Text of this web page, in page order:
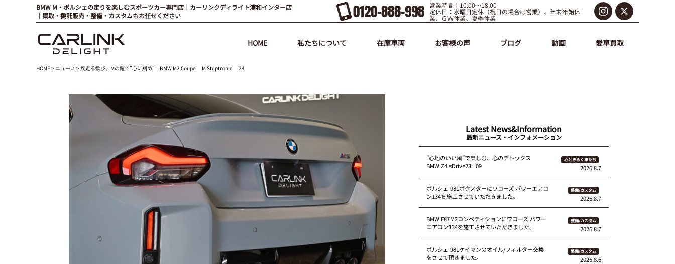
BMW M・ポルシェの走りを楽しむスポーツカー専門店｜カーリンクディライト浦和インター店
｜買取・委託販売・整備・カスタムもお任せください
0120-888-998 営業時間：10:00～18:00
定休日：水曜日定休（祝日の場合は営業）、年末年始休
業、ＧＷ休業、夏季休業
HOME 私たちについて 在庫車両 お客様の声 ブログ 動画 愛車買取
HOME> ニュース > 疾走る歓び、Mの鎧で”心に刻め” BMW M2 Coupe M Steptronic ’24
Latest News&Information
最新ニュース・インフォメーション
”心地のいい風”で楽しむ、心のデトックス
BMW Z4 sDrive23i ’09
心ときめく車たち
2026.8.7
ポルシェ 981ボクスターにワコーズ パワーエアコ
ン134を施工させていただきました。
整備/カスタム
2026.8.7
BMW F87M2コンペティションにワコーズ パワー
エアコン134を施工させていただきました。
整備/カスタム
2026.8.7
ポルシェ 981ケイマンのオイル/フィルター交換
をさせて頂きました。
整備/カスタム
2026.8.6